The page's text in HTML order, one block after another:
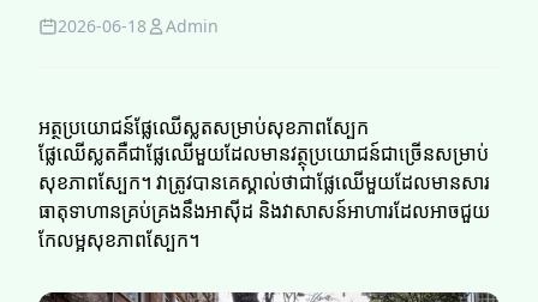
2026-06-18 Admin
អត្ថប្រយោជន៍ផ្លែឈើស្លត​​សម្រាប់សុខភាពស្បែក
ផ្លែឈើស្លត​​គឺជាផ្លែឈើមួយដែលមានវត្ថុប្រយោជន៍ជាច្រើនសម្រាប់
សុខភាពស្បែក។ វាត្រូវបានគេស្គាល់ថាជាផ្លែឈើមួយដែលមានសារ
ធាតុទាហានគ្រប់គ្រងនឹងអាស៊ីដ និងវាសាសន៍អាហារដែលអាចជួយ
កែលម្អសុខភាពស្បែក។